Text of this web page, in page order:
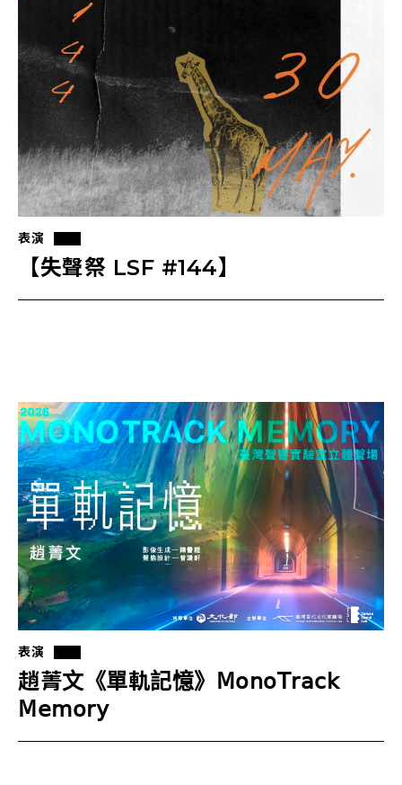
表演
【失聲祭 LSF #144】
表演
趙菁文《單軌記憶》𝖬𝗈𝗇𝗈𝖳𝗋𝖺𝖼𝗄
𝖬𝖾𝗆𝗈𝗋𝗒